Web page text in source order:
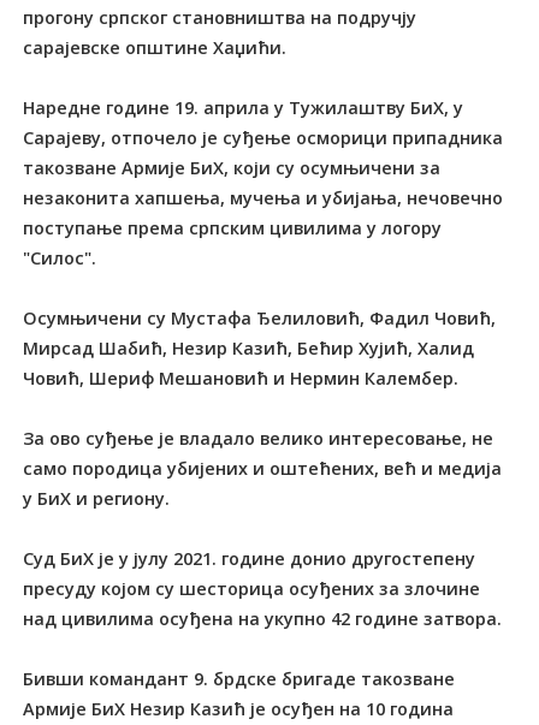
прогону српског становништва на подручју
сарајевске општине Хаџићи.
Наредне године 19. априла у Тужилаштву БиХ, у
Сарајеву, отпочело је суђење осморици припадника
такозване Армије БиХ, који су осумњичени за
незаконита хапшења, мучења и убијања, нечовечно
поступање према српским цивилима у логору
"Силос".
Осумњичени су Мустафа Ђелиловић, Фадил Човић,
Мирсад Шабић, Незир Казић, Бећир Хујић, Халид
Човић, Шериф Мешановић и Нермин Калембер.
За ово суђење је владало велико интересовање, не
само породица убијених и оштећених, већ и медија
у БиХ и региону.
Суд БиХ је у јулу 2021. године донио другостепену
пресуду којом су шесторица осуђених за злочине
над цивилима осуђена на укупно 42 године затвора.
Бивши командант 9. брдске бригаде такозване
Армије БиХ Незир Казић је осуђен на 10 година